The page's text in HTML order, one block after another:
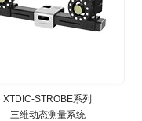
XTDIC-STROBE系列
三维动态测量系统